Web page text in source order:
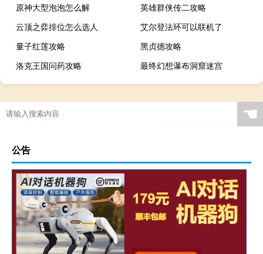
原神大型泡泡怎么解
英雄群侠传二攻略
云顶之弈排位怎么选人
艾尔登法环可以联机了
量子红莲攻略
黑贞德攻略
洛克王国问药攻略
最终幻想瀑布洞窟迷宫
☚
公告